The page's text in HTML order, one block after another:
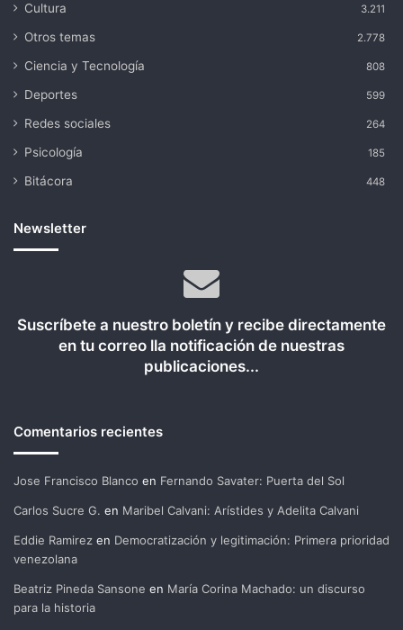
Cultura 3.211
Otros temas 2.778
Ciencia y Tecnología 808
Deportes 599
Redes sociales 264
Psicología 185
Bitácora 448
Newsletter
Suscríbete a nuestro boletín y recibe directamente
en tu correo lla notificación de nuestras
publicaciones...
Comentarios recientes
Jose Francisco Blanco en Fernando Savater: Puerta del Sol
Carlos Sucre G. en Maribel Calvani: Arístides y Adelita Calvani
Eddie Ramirez en Democratización y legitimación: Primera prioridad
venezolana
Beatriz Pineda Sansone en María Corina Machado: un discurso
para la historia